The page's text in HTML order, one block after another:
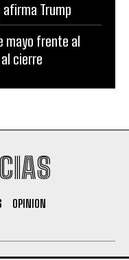
afirma Trump
mayo frente al
cierre
OPINION